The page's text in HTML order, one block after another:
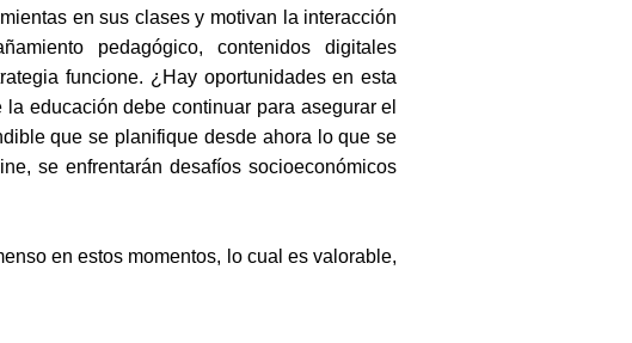
en sus clases y motivan la interacción
pedagógico, contenidos digitales
funcione. ¿Hay oportunidades en esta
educación debe continuar para asegurar el
que se planifique desde ahora lo que se
se enfrentarán desafíos socioeconómicos
en estos momentos, lo cual es valorable,